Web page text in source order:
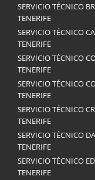
SERVICIO TÉCNICO
TENERIFE
SERVICIO TÉCNICO
TENERIFE
SERVICIO TÉCNICO
TENERIFE
SERVICIO TÉCNICO
TENERIFE
SERVICIO TÉCNICO
TENERIFE
SERVICIO TÉCNICO
TENERIFE
SERVICIO TÉCNICO
TENERIFE